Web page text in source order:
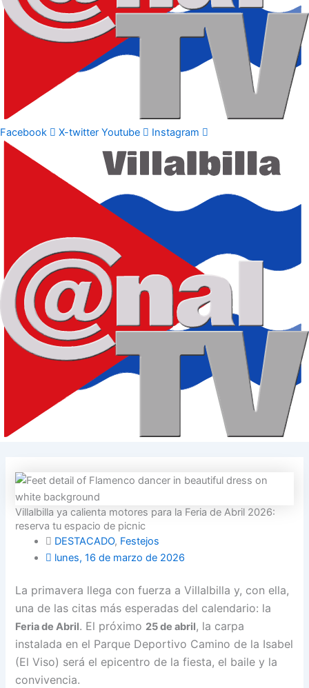
Facebook X-twitter Youtube Instagram
Villalbilla ya calienta motores para la Feria de Abril 2026:
reserva tu espacio de picnic
DESTACADO, Festejos
lunes, 16 de marzo de 2026
La primavera llega con fuerza a Villalbilla y, con ella,
una de las citas más esperadas del calendario: la
Feria de Abril. El próximo 25 de abril, la carpa
instalada en el Parque Deportivo Camino de la Isabel
(El Viso) será el epicentro de la fiesta, el baile y la
convivencia.